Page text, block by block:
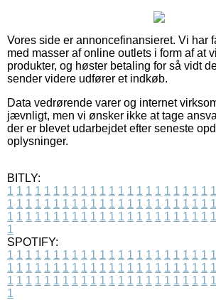
Vores side er annoncefinansieret. Vi har
med masser af online outlets i form af at
produkter, og høster betaling for så vidt
sender videre udfører et indkøb.
Data vedrørende varer og internet
jævnligt, men vi ønsker ikke at tage
der er blevet udarbejdet efter seneste
oplysninger.
BITLY:
1 1 1 1 1 1 1 1 1 1 1 1 1 1 1 1 1 1 1 1 1 1 1
1 1 1 1 1 1 1 1 1 1 1 1 1 1 1 1 1 1 1 1 1 1 1
1 1 1 1 1 1 1 1 1 1 1 1 1 1 1 1 1 1 1 1 1 1 1
1
SPOTIFY:
1 1 1 1 1 1 1 1 1 1 1 1 1 1 1 1 1 1 1 1 1 1 1
1 1 1 1 1 1 1 1 1 1 1 1 1 1 1 1 1 1 1 1 1 1 1
1 1 1 1 1 1 1 1 1 1 1 1 1 1 1 1 1 1 1 1 1 1 1
1